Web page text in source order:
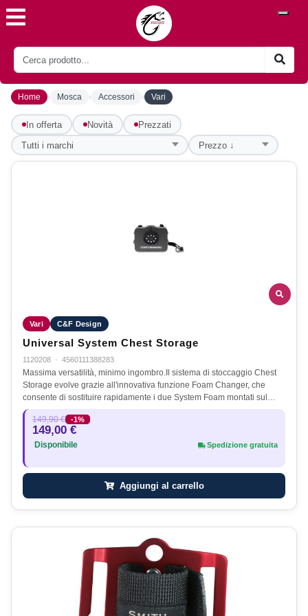
Home › Mosca › Accessori › Vari
In offerta Novità Prezzati
Vari C&F Design
Universal System Chest Storage
1120208 · 4560111388283
Massima versatilità, minimo ingombro.Il sistema di stoccaggio Chest
Storage evolve grazie all'innovativa funzione Foam Changer, che
consente di sostituire rapidamente i due System Foam montati sul…
149,90 € -1%
149,00 €
Disponibile Spedizione gratuita
Aggiungi al carrello